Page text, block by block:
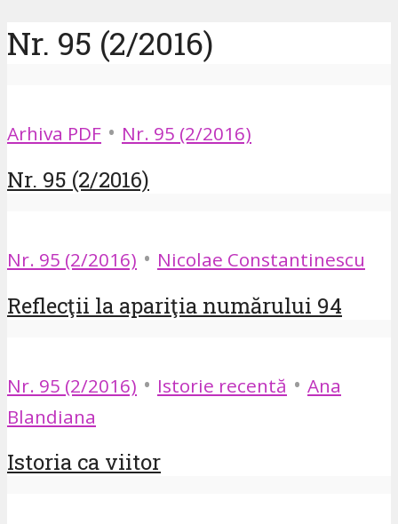
Nr. 95 (2/2016)
Arhiva PDF • Nr. 95 (2/2016)
Nr. 95 (2/2016)
Nr. 95 (2/2016) • Nicolae Constantinescu
Reflecţii la apariţia numărului 94
Nr. 95 (2/2016) • Istorie recentă • Ana
Blandiana
Istoria ca viitor